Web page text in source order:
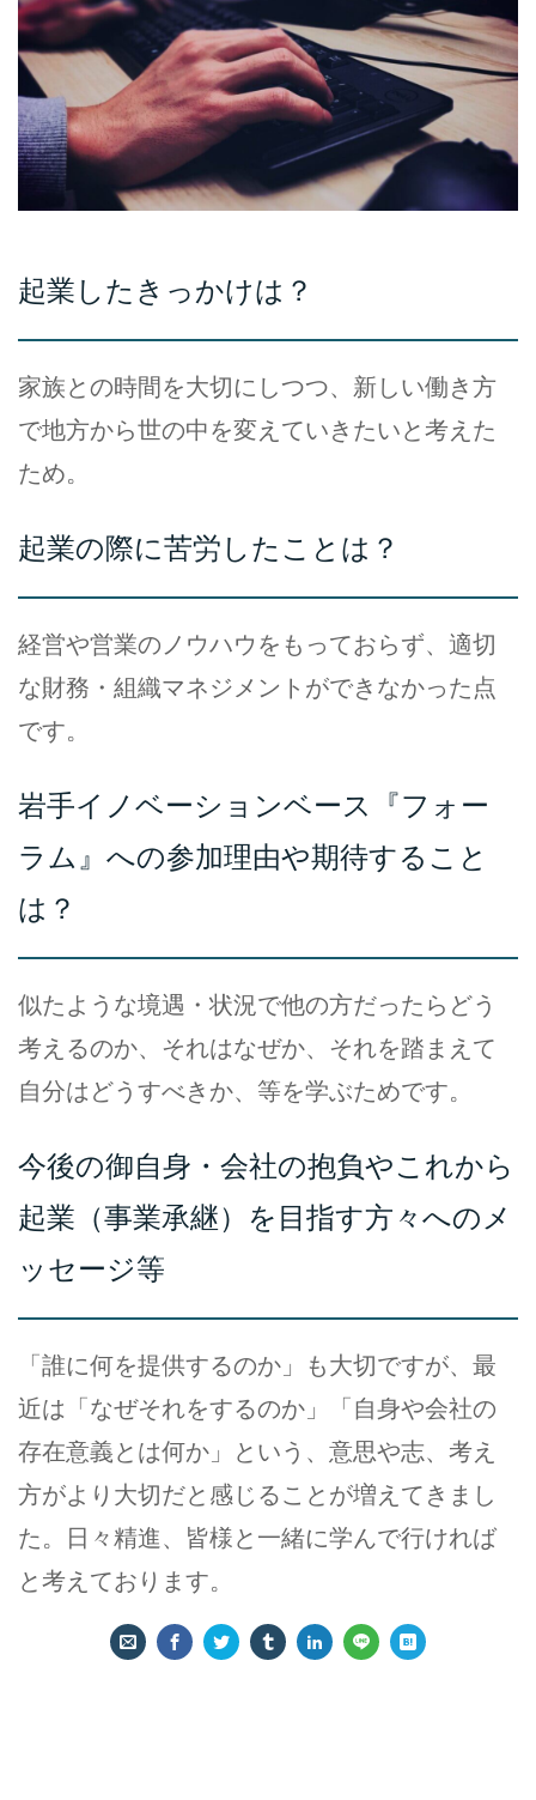
起業したきっかけは？
家族との時間を大切にしつつ、新しい働き方
で地方から世の中を変えていきたいと考えた
ため。
起業の際に苦労したことは？
経営や営業のノウハウをもっておらず、適切
な財務・組織マネジメントができなかった点
です。
岩手イノベーションベース『フォー
ラム』への参加理由や期待すること
は？
似たような境遇・状況で他の方だったらどう
考えるのか、それはなぜか、それを踏まえて
自分はどうすべきか、等を学ぶためです。
今後の御自身・会社の抱負やこれから
起業（事業承継）を目指す方々へのメ
ッセージ等
「誰に何を提供するのか」も大切ですが、最
近は「なぜそれをするのか」「自身や会社の
存在意義とは何か」という、意思や志、考え
方がより大切だと感じることが増えてきまし
た。日々精進、皆様と一緒に学んで行ければ
と考えております。